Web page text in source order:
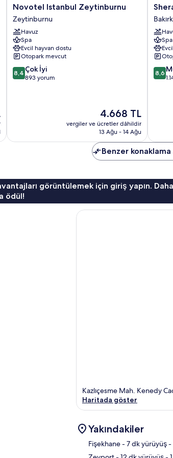
Novotel
Istanbul
Zeytinburnu
Zeytinburnu
Novotel Istanbul Zeytinburnu
Zeytinburnu
Havuz
Spa
Evcil hayvan dostu
Otopark mevcut
10
üzerinden
8,4 Çok İyi
893 yorum
Güncel
fiyat:
4.668 TL
4.668 TL
vergiler ve ücretler dâhildir
13 Ağu - 14 Ağu
Hotel
Spa
10
8,6
Benzer konaklama
görüntülemek için giriş yapın.
ödül!
Kazlıçesme Mah. Kenedy
Haritada göster
Yakındakiler
Fişekhane- 7 dk yürüyüş-